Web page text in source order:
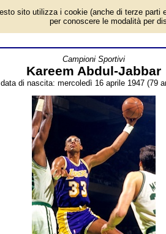
Abdul-Jabbar - età - Almanacco
foto, qual è la data di nascita, età, dove è
Breve biografia. Voce dell'Almanacco.
Campioni Sportivi
Kareem Abdul-Jabbar
data di nascita: mercoledì 16 aprile 1947 (79
sito utilizza i cookie (anche di terze parti
per conoscere le modalità per